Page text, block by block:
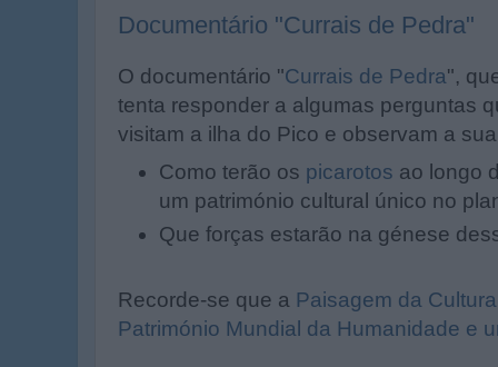
Documentário "Currais de Pedra"
O documentário "Currais de Pedra",
tenta responder a algumas perguntas
visitam a ilha do Pico e observam a
Como terão os picarotos ao longo
um património cultural único no
Que forças estarão na génese
Recorde-se que a Paisagem da
Património Mundial da Humanidade e